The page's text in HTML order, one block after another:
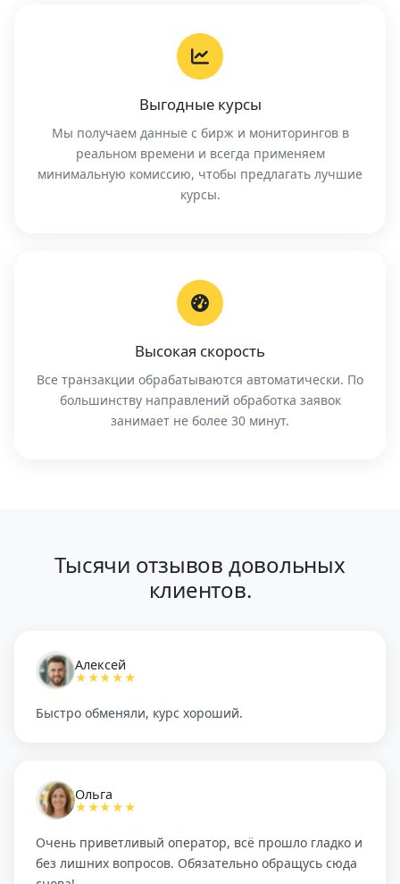
Выгодные курсы
Мы получаем данные с бирж и мониторингов в
реальном времени и всегда применяем
минимальную комиссию, чтобы предлагать лучшие
курсы.
Высокая скорость
Все транзакции обрабатываются автоматически. По
большинству направлений обработка заявок
занимает не более 30 минут.
Тысячи отзывов довольных
клиентов.
Алексей
★★★★★
Быстро обменяли, курс хороший.
Ольга
★★★★★
Очень приветливый оператор, всё прошло гладко и
без лишних вопросов. Обязательно обращусь сюда